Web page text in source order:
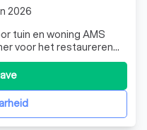
en woning AMS
voor het restaureren
reinigen van daken en
Met oog voor
wij ervoor dat uw
2026